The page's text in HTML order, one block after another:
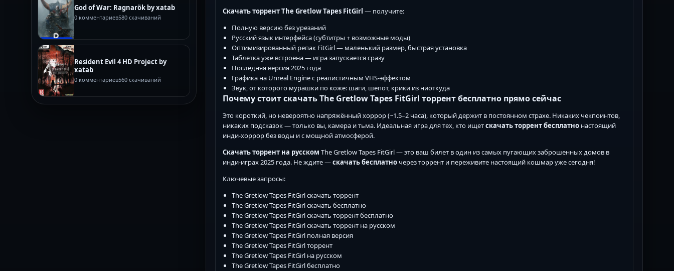
God of War: Ragnarök by xatab
0 комментариев580 скачиваний
Resident Evil 4 HD Project by
xatab
0 комментариев560 скачиваний
Скачать торрент The Gretlow Tapes FitGirl — получите:
Полную версию без урезаний
Русский язык интерфейса (субтитры + возможные моды)
Оптимизированный репак FitGirl — маленький размер, быстрая установка
Таблетка уже встроена — игра запускается сразу
Последняя версия 2025 года
Графика на Unreal Engine с реалистичным VHS-эффектом
Звук, от которого мурашки по коже: шаги, шепот, крики из ниоткуда
Почему стоит скачать The Gretlow Tapes FitGirl торрент бесплатно прямо сейчас
Это короткий, но невероятно напряжённый хоррор (~1.5–2 часа), который держит в постоянном страхе. Никаких чекпоинтов,
никаких подсказок — только вы, камера и тьма. Идеальная игра для тех, кто ищетскачать торрент бесплатно настоящий
инди-хоррор без воды и с мощной атмосферой.
Скачать торрент на русском The Gretlow Tapes FitGirl — это ваш билет в один из самых пугающих заброшенных домов в
инди-играх 2025 года. Не ждите —скачать бесплатно через торрент и переживите настоящий кошмар уже сегодня!
Ключевые запросы:
The Gretlow Tapes FitGirl скачать торрент
The Gretlow Tapes FitGirl скачать бесплатно
The Gretlow Tapes FitGirl скачать торрент бесплатно
The Gretlow Tapes FitGirl скачать торрент на русском
The Gretlow Tapes FitGirl полная версия
The Gretlow Tapes FitGirl торрент
The Gretlow Tapes FitGirl на русском
The Gretlow Tapes FitGirl бесплатно